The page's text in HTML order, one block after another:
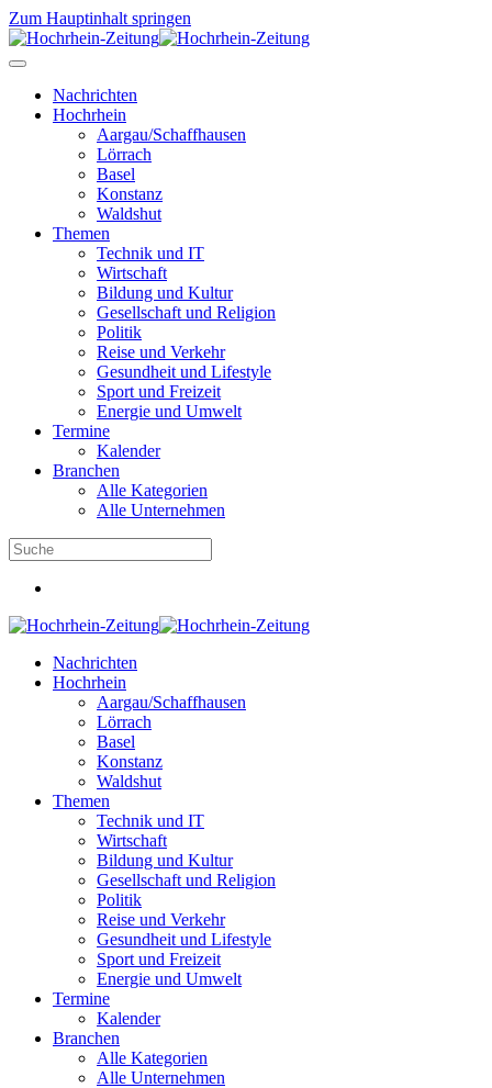
Zum Hauptinhalt springen
Nachrichten
Hochrhein
Aargau/Schaffhausen
Lörrach
Basel
Konstanz
Waldshut
Themen
Technik und IT
Wirtschaft
Bildung und Kultur
Gesellschaft und Religion
Politik
Reise und Verkehr
Gesundheit und Lifestyle
Sport und Freizeit
Energie und Umwelt
Termine
Kalender
Branchen
Alle Kategorien
Alle Unternehmen
Nachrichten
Hochrhein
Aargau/Schaffhausen
Lörrach
Basel
Konstanz
Waldshut
Themen
Technik und IT
Wirtschaft
Bildung und Kultur
Gesellschaft und Religion
Politik
Reise und Verkehr
Gesundheit und Lifestyle
Sport und Freizeit
Energie und Umwelt
Termine
Kalender
Branchen
Alle Kategorien
Alle Unternehmen